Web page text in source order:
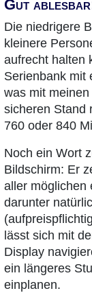
Gut
Die niedrigere
kleinere
aufrecht halten
Serienbank mit
was mit
sicheren Stand
760 oder 840
Noch ein Wort
Bildschirm: Er
aller möglichen
darunter
lässt sich mit
Display
ein längeres
einplanen.